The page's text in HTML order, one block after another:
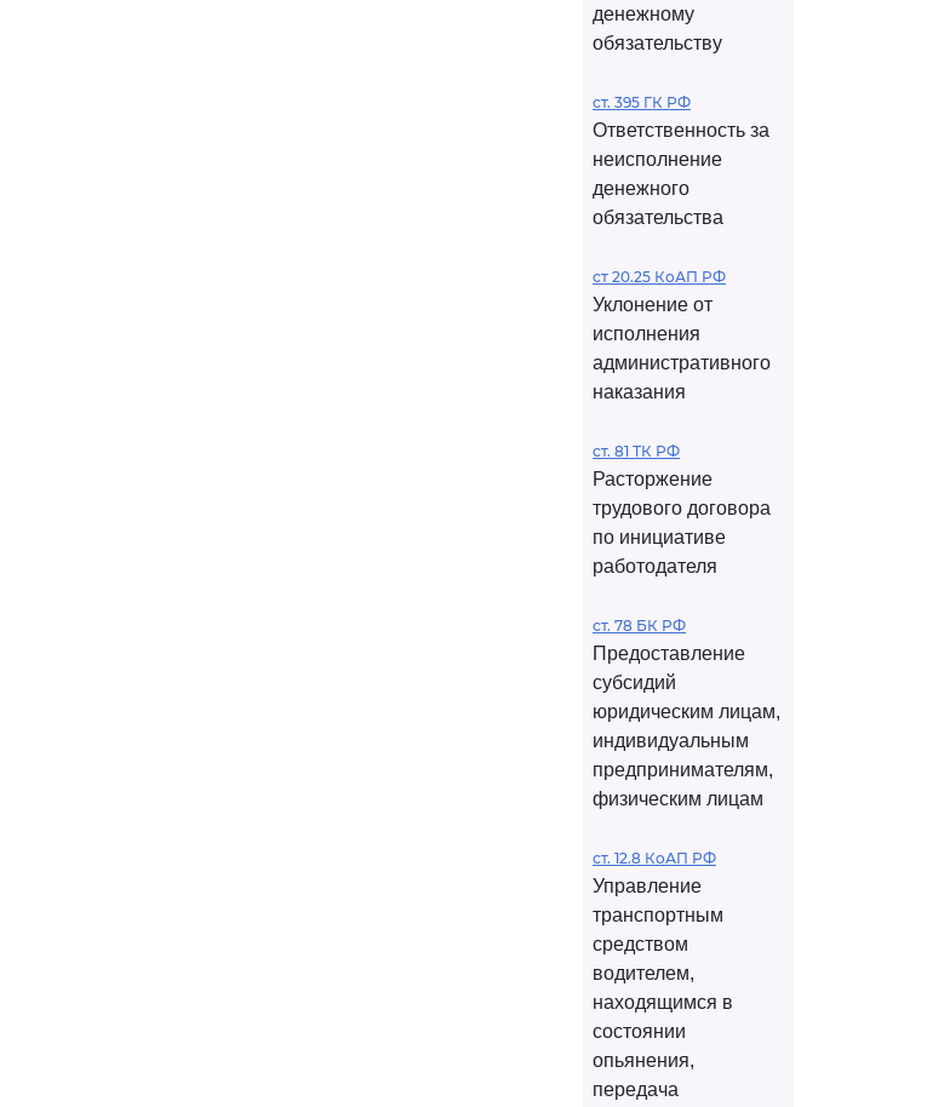
денежному
обязательству
ст. 395 ГК РФ
Ответственность за
неисполнение
денежного
обязательства
ст 20.25 КоАП РФ
Уклонение от
исполнения
административного
наказания
ст. 81 ТК РФ
Расторжение
трудового договора
по инициативе
работодателя
ст. 78 БК РФ
Предоставление
субсидий
юридическим лицам,
индивидуальным
предпринимателям,
физическим лицам
ст. 12.8 КоАП РФ
Управление
транспортным
средством
водителем,
находящимся в
состоянии
опьянения,
передача